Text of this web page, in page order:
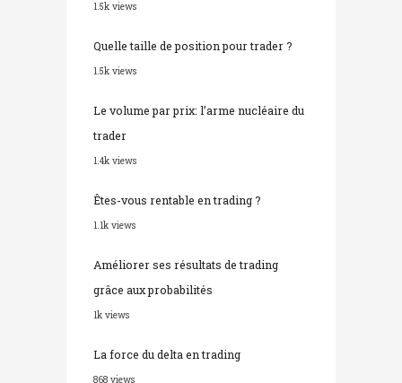
1.5k views
Quelle taille de position pour trader ?
1.5k views
Le volume par prix: l’arme nucléaire du
trader
1.4k views
Êtes-vous rentable en trading ?
1.1k views
Améliorer ses résultats de trading
grâce aux probabilités
1k views
La force du delta en trading
868 views